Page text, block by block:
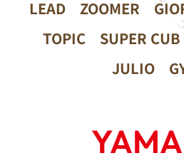
LEAD
ZOOMER
TOPIC
SUPER CUB
JULIO